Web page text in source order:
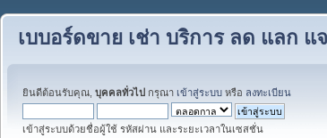
เบบอร์ดขาย เช่า บริการ ลด แลก
ยินดีต้อนรับคุณ, บุคคลทั่วไป กรุณา เข้าสู่ระบบ หรือ ลงทะเบียน
เข้าสู่ระบบด้วยชื่อผู้ใช้ รหัสผ่าน และระยะเวลาในเซสชั่น